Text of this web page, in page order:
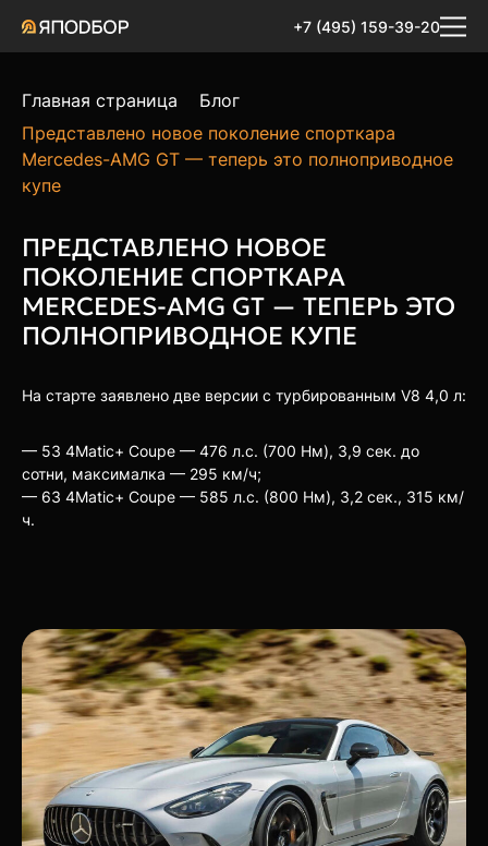
+7 (495) 159-39-20
Главная страница
Блог
Представлено новое поколение спорткара
Mercedes-AMG GT — теперь это полноприводное
купе
ПРЕДСТАВЛЕНО НОВОЕ
ПОКОЛЕНИЕ СПОРТКАРА
MERCEDES-AMG GT — ТЕПЕРЬ ЭТО
ПОЛНОПРИВОДНОЕ КУПЕ
На старте заявлено две версии с турбированным V8 4,0 л:
— 53 4Matic+ Coupe — 476 л.с. (700 Нм), 3,9 сек. до
сотни, максималка — 295 км/ч;
— 63 4Matic+ Coupe — 585 л.с. (800 Нм), 3,2 сек., 315 км/
ч.